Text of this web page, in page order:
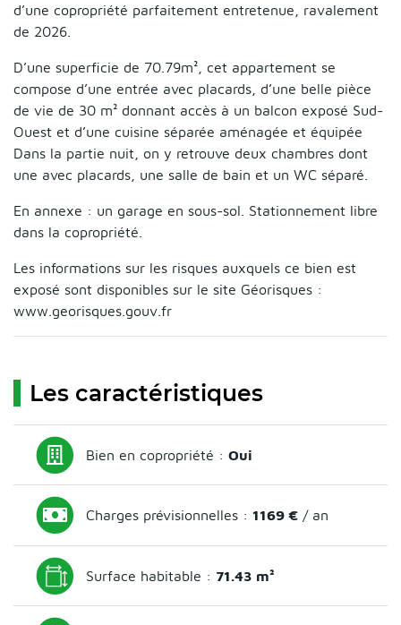
d’une copropriété parfaitement entretenue, ravalement
de 2026.
D’une superficie de 70.79m², cet appartement se
compose d’une entrée avec placards, d’une belle pièce
de vie de 30 m² donnant accès à un balcon exposé Sud-
Ouest et d’une cuisine séparée aménagée et équipée
Dans la partie nuit, on y retrouve deux chambres dont
une avec placards, une salle de bain et un WC séparé.
En annexe : un garage en sous-sol. Stationnement libre
dans la copropriété.
Les informations sur les risques auxquels ce bien est
exposé sont disponibles sur le site Géorisques :
www.georisques.gouv.fr
Les caractéristiques
Bien en copropriété :Oui
Charges prévisionnelles : 1169 € / an
Surface habitable : 71.43 m²